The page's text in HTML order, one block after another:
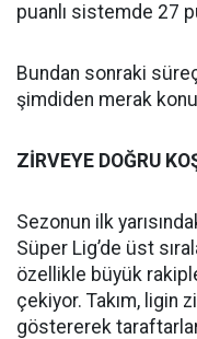
puanlı sistemde 27
Bundan sonraki
şimdiden merak
ZİRVEYE DOĞRU
Sezonun ilk
Süper Lig’de üst
özellikle büyük
çekiyor. Takım, ligin
göstererek